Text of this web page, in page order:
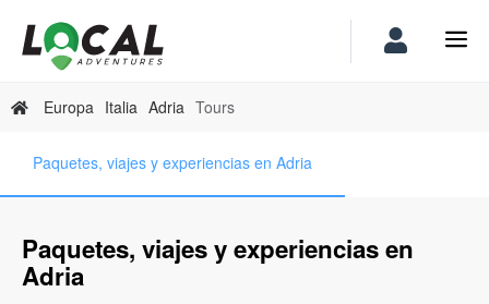
Europa Italia Adria Tours
Paquetes, viajes y experiencias en Adria
Paquetes, viajes y experiencias en
Adria